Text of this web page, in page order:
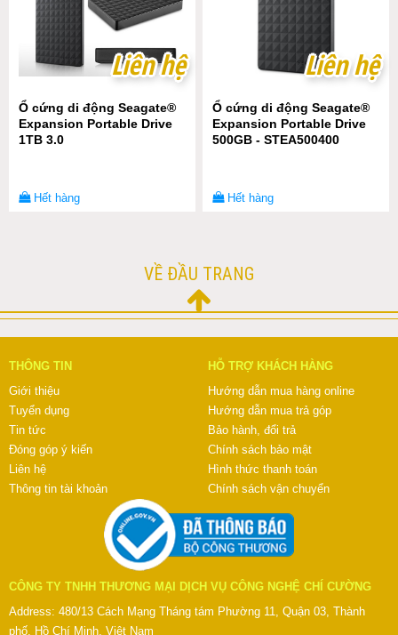
Liên hệ
Liên hệ
Ổ cứng di động Seagate®
Expansion Portable Drive
1TB 3.0
Hết hàng
Liên hệ
Liên hệ
Ổ cứng di động Seagate®
Expansion Portable Drive
500GB - STEA500400
Hết hàng
VỀ ĐẦU TRANG
THÔNG TIN
Giới thiệu
Tuyển dụng
Tin tức
Đóng góp ý kiến
Liên hệ
Thông tin tài khoản
HỖ TRỢ KHÁCH HÀNG
Hướng dẫn mua hàng online
Hướng dẫn mua trả góp
Bảo hành, đổi trả
Chính sách bảo mật
Hình thức thanh toán
Chính sách vận chuyển
CÔNG TY TNHH THƯƠNG MẠI DỊCH VỤ CÔNG NGHỆ CHÍ CƯỜNG
Address: 480/13 Cách Mạng Tháng tám Phường 11, Quận 03, Thành
phố. Hồ Chí Minh, Việt Nam